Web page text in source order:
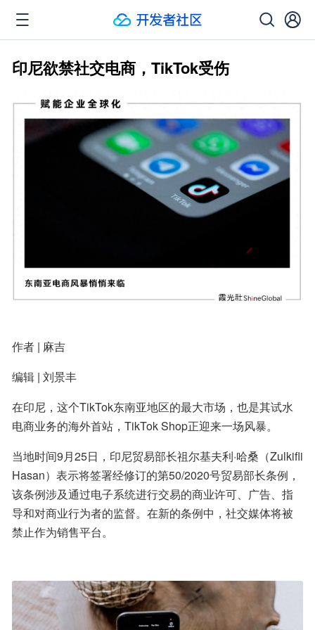
印尼欲禁社交电商，TikTok受伤
作者 | 麻吉
编辑 | 刘景丰
在印尼，这个TikTok东南亚地区的最大市场，也是其试水
电商业务的海外首站，TikTok Shop正迎来一场风暴。
当地时间9月25日，印尼贸易部长祖尔基夫利·哈桑（Zulkifli
Hasan）表示将签署经修订的第50/2020号贸易部长条例，
该条例涉及通过电子系统进行交易的商业许可、广告、指
导和对商业行为者的监督。在新的条例中，社交媒体将被
禁止作为销售平台。